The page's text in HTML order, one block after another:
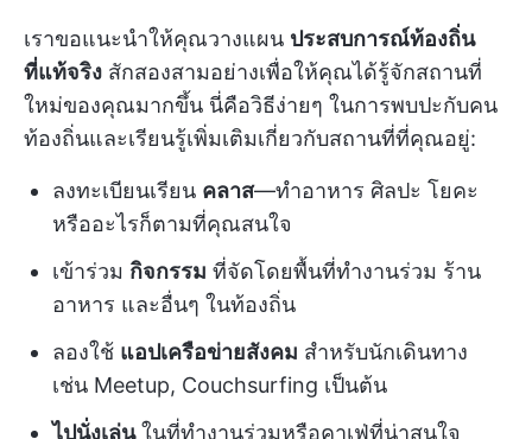
เราขอแนะนำให้คุณวางแผน ประสบการณ์ท้องถิ่น
ที่แท้จริง สักสองสามอย่างเพื่อให้คุณได้รู้จักสถานที่
ใหม่ของคุณมากขึ้น นี่คือวิธีง่ายๆ ในการพบปะกับคน
ท้องถิ่นและเรียนรู้เพิ่มเติมเกี่ยวกับสถานที่ที่คุณอยู่:
ลงทะเบียนเรียน คลาส—ทำอาหาร ศิลปะ โยคะ
หรืออะไรก็ตามที่คุณสนใจ
เข้าร่วม กิจกรรม ที่จัดโดยพื้นที่ทำงานร่วม ร้าน
อาหาร และอื่นๆ ในท้องถิ่น
ลองใช้ แอปเครือข่ายสังคม สำหรับนักเดินทาง
เช่น Meetup, Couchsurfing เป็นต้น
ไปนั่งเล่นในที่ทำงานร่วมหรือคาเฟ่ที่น่าสนใจ